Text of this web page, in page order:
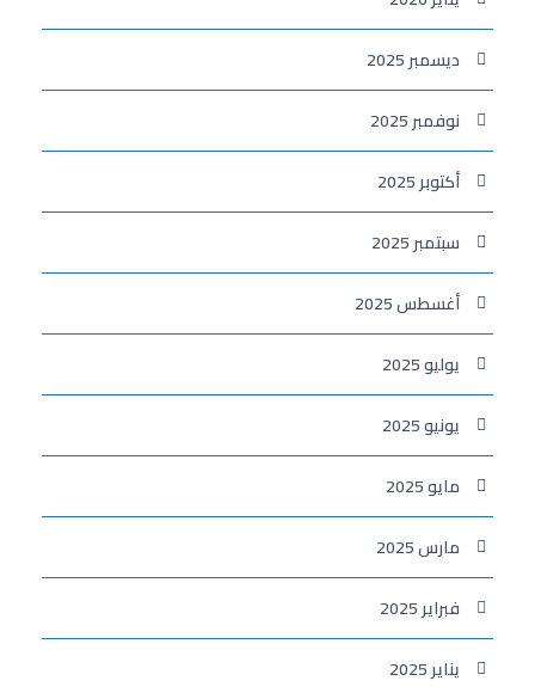
ديسمبر 2025
نوفمبر 2025
أكتوبر 2025
سبتمبر 2025
أغسطس 2025
يوليو 2025
يونيو 2025
مايو 2025
مارس 2025
فبراير 2025
يناير 2025